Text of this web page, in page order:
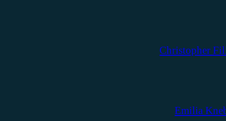
Christopher
Emilia